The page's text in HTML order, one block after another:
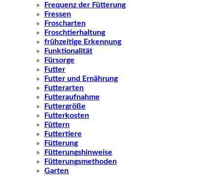
Frequenz der Fütterung
Fressen
Froscharten
Froschtierhaltung
frühzeitige Erkennung
Funktionalität
Fürsorge
Futter
Futter und Ernährung
Futterarten
Futteraufnahme
Futtergröße
Futterkosten
Füttern
Futtertiere
Fütterung
Fütterungshinweise
Fütterungsmethoden
Garten